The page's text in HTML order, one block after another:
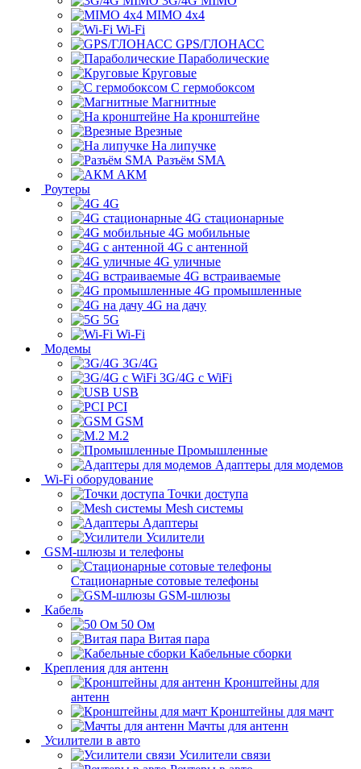
MIMO 4x4
Wi-Fi
GPS/ГЛОНАСС
Параболические
Круговые
С гермобоксом
Магнитные
На кронштейне
Врезные
На липучке
Разъём SMA
АКМ
Роутеры
4G
4G стационарные
4G мобильные
4G с антенной
4G уличные
4G встраиваемые
4G промышленные
4G на дачу
5G
Wi-Fi
Модемы
3G/4G
3G/4G с WiFi
USB
PCI
GSM
M.2
Промышленные
Адаптеры для модемов
Wi-Fi оборудование
Точки доступа
Mesh системы
Адаптеры
Усилители
GSM-шлюзы и телефоны
Стационарные сотовые телефоны
GSM-шлюзы
Кабель
50 Ом
Витая пара
Кабельные сборки
Крепления для антенн
Кронштейны для
антенн
Кронштейны для мачт
Мачты для антенн
Усилители в авто
Усилители связи